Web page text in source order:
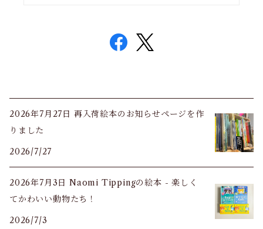
2026年7月27日 再入荷絵本のお知らせページを作
りました
2026/7/27
2026年7月3日 Naomi Tippingの絵本 - 楽しく
てかわいい動物たち！
2026/7/3